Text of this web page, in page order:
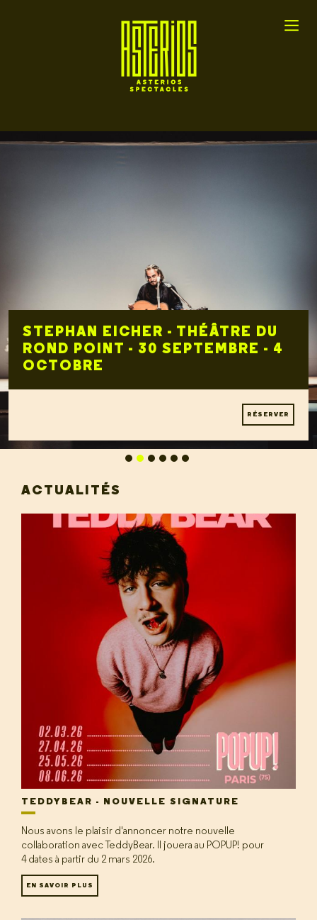
STEPHAN EICHER - THÉÂTRE DU
ROND POINT - 30 SEPTEMBRE - 4
OCTOBRE
RÉSERVER
ACTUALITÉS
TEDDYBEAR - NOUVELLE SIGNATURE
Nous avons le plaisir d'annoncer notre nouvelle
collaboration avec TeddyBear. Il jouera au POPUP! pour
4 dates à partir du 2 mars 2026.
EN SAVOIR PLUS